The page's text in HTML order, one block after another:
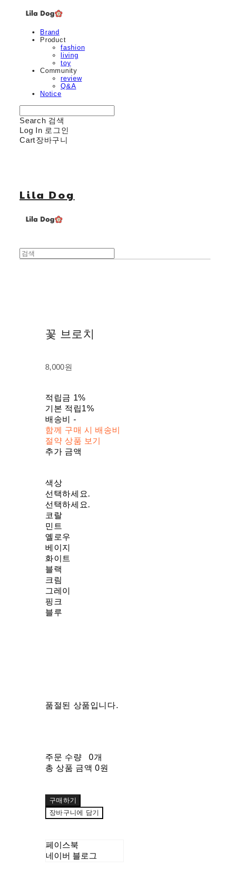
Brand
Product
fashion
living
toy
Community
review
Q&A
Notice
Search 검색
Log In 로그인
Cart장바구니
Lila Dog
꽃 브로치
8,000원
적립금 1%
기본 적립1%
배송비 -
함께 구매 시 배송비
절약 상품 보기
추가 금액
색상
선택하세요.
선택하세요.
코랄
민트
옐로우
베이지
화이트
블랙
크림
그레이
핑크
블루
품절된 상품입니다.
주문 수량
0개
총 상품 금액 0원
구매하기
장바구니에 담기
페이스북
네이버 블로그